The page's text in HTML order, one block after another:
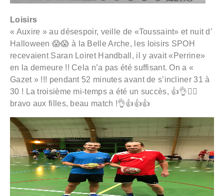
Loisirs
« Auxire » au désespoir, veille de «Toussaint» et nuit d’
Halloween 😱😱 à la Belle Arche, les loisirs SPOH
recevaient Saran Loiret Handball, il y avait «Perrine»
en la demeure !! Cela n’a pas été suffisant. On a «
Gazet » !!! pendant 52 minutes avant de s’incliner 31 à
30 ! La troisième mi-temps a été un succès, 👍👌🤾‍♀️
bravo aux filles, beau match !👌👍👍👍